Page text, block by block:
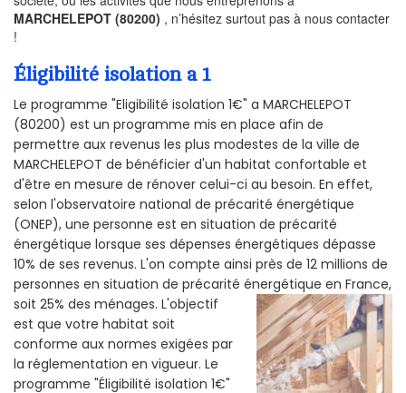
MARCHELEPOT (80200) , n’hésitez surtout pas à nous contacter
!
Éligibilité isolation a 1
Le programme "Eligibilité isolation 1€" a MARCHELEPOT
(80200) est un programme mis en place afin de
permettre aux revenus les plus modestes de la ville de
MARCHELEPOT de bénéficier d'un habitat confortable et
d'être en mesure de rénover celui-ci au besoin. En effet,
selon l'observatoire national de précarité énergétique
(ONEP), une personne est en situation de précarité
énergétique lorsque ses dépenses énergétiques dépasse
10% de ses revenus. L'on compte ainsi près de 12 millions de
personnes en situation de précarité énergétique en France,
soit 25% des ménages. L'objectif
est que votre habitat soit
conforme aux normes exigées par
la réglementation en vigueur. Le
programme "Éligibilité isolation 1€"